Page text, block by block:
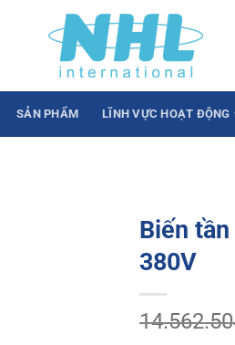
SẢN PHẨM LĨNH VỰC HOẠT ĐỘNG
Biến
380V